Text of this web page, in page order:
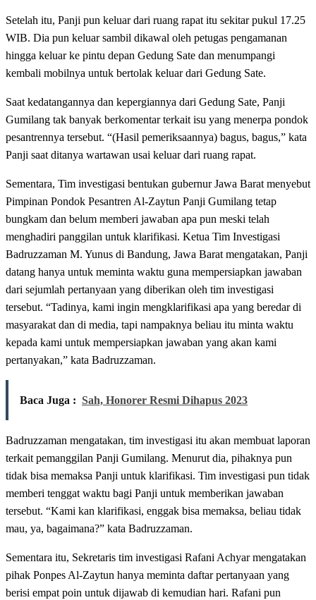
Setelah itu, Panji pun keluar dari ruang rapat itu sekitar pukul 17.25
WIB. Dia pun keluar sambil dikawal oleh petugas pengamanan
hingga keluar ke pintu depan Gedung Sate dan menumpangi
kembali mobilnya untuk bertolak keluar dari Gedung Sate.
Saat kedatangannya dan kepergiannya dari Gedung Sate, Panji
Gumilang tak banyak berkomentar terkait isu yang menerpa pondok
pesantrennya tersebut. “(Hasil pemeriksaannya) bagus, bagus,” kata
Panji saat ditanya wartawan usai keluar dari ruang rapat.
Sementara, Tim investigasi bentukan gubernur Jawa Barat menyebut
Pimpinan Pondok Pesantren Al-Zaytun Panji Gumilang tetap
bungkam dan belum memberi jawaban apa pun meski telah
menghadiri panggilan untuk klarifikasi. Ketua Tim Investigasi
Badruzzaman M. Yunus di Bandung, Jawa Barat mengatakan, Panji
datang hanya untuk meminta waktu guna mempersiapkan jawaban
dari sejumlah pertanyaan yang diberikan oleh tim investigasi
tersebut. “Tadinya, kami ingin mengklarifikasi apa yang beredar di
masyarakat dan di media, tapi nampaknya beliau itu minta waktu
kepada kami untuk mempersiapkan jawaban yang akan kami
pertanyakan,” kata Badruzzaman.
Baca Juga : Sah, Honorer Resmi Dihapus 2023
Badruzzaman mengatakan, tim investigasi itu akan membuat laporan
terkait pemanggilan Panji Gumilang. Menurut dia, pihaknya pun
tidak bisa memaksa Panji untuk klarifikasi. Tim investigasi pun tidak
memberi tenggat waktu bagi Panji untuk memberikan jawaban
tersebut. “Kami kan klarifikasi, enggak bisa memaksa, beliau tidak
mau, ya, bagaimana?” kata Badruzzaman.
Sementara itu, Sekretaris tim investigasi Rafani Achyar mengatakan
pihak Ponpes Al-Zaytun hanya meminta daftar pertanyaan yang
berisi empat poin untuk dijawab di kemudian hari. Rafani pun